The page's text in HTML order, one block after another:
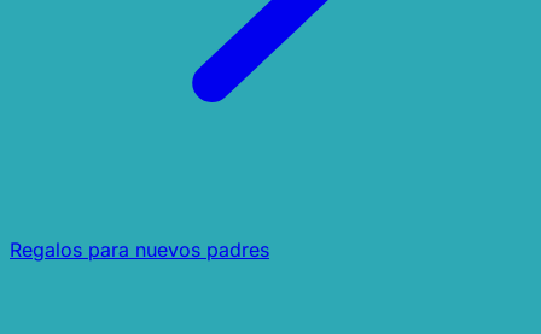
Regalos para nuevos padres